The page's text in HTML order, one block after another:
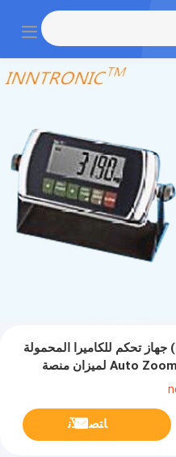
BlackIndicator IN-YH-T8(g2) جهاز تحكم للكاميرا المحمولة
Auto Zoom LCD Load Cell Sensor IP65 لميزان منصة
ﺎﺘﺼﻟ ﺍﻶﻧ